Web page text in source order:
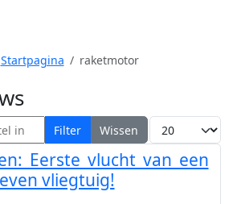
Startpagina raketmotor
in Filter Wissen Toon #
Eerste vlucht van een
vliegtuig!